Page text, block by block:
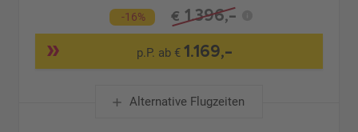
-16% € 1.396,-
p.P. ab €1.169,-
Alternative Flugzeiten